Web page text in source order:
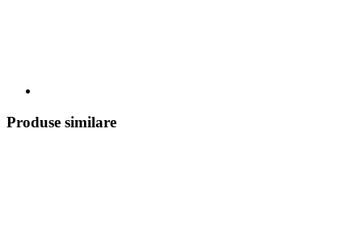
Produse similare